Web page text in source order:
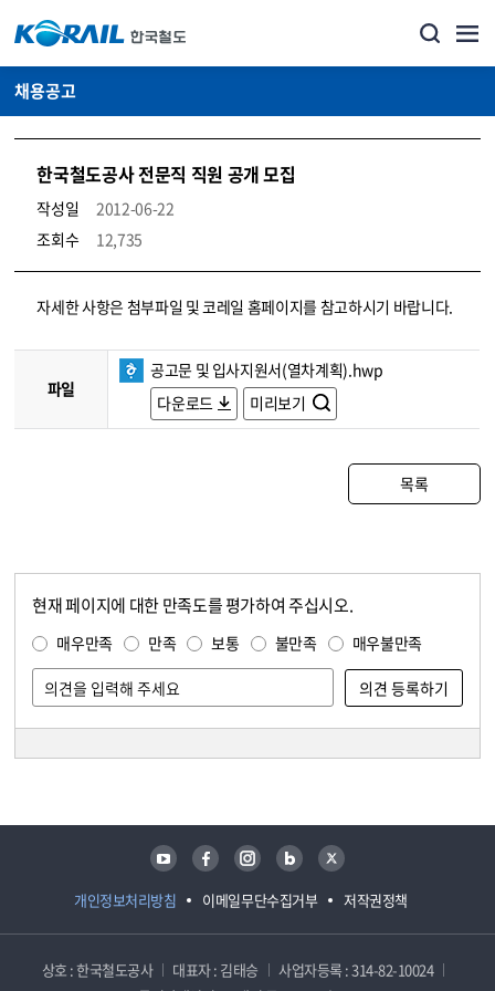
채용공고
한국철도공사 전문직 직원 공개 모집
작성일
2012-06-22
조회수
12,735
코레일소개_경영공시_채용공고 상세보기 – 내용, 파일, 담당자 연락처로 구성
자세한 사항은 첨부파일 및 코레일 홈페이지를 참고하시기 바랍니다.
파일
공고문 및 입사지원서(열차계획).hwp
다운로드
미리보기
목록
현재 페이지에 대한 만족도를 평가하여 주십시오.
매우만족 만족 보통 불만족 매우불만족
개인정보처리방침 이메일무단수집거부 저작권정책
유튜브 페이스북 인스타그램 블로그 트위터
상호 : 한국철도공사 대표자 : 김태승
사업자등록 : 314-82-10024